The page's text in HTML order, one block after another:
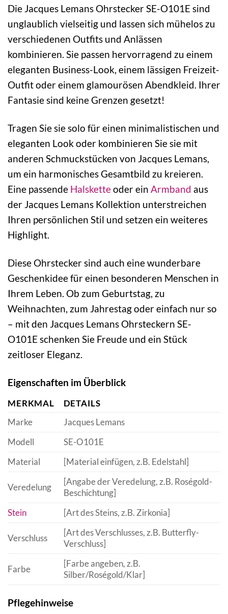
Die Jacques Lemans Ohrstecker SE-O101E sind
unglaublich vielseitig und lassen sich mühelos zu
verschiedenen Outfits und Anlässen
kombinieren. Sie passen hervorragend zu einem
eleganten Business-Look, einem lässigen Freizeit-
Outfit oder einem glamourösen Abendkleid. Ihrer
Fantasie sind keine Grenzen gesetzt!
Tragen Sie sie solo für einen minimalistischen und
eleganten Look oder kombinieren Sie sie mit
anderen Schmuckstücken von Jacques Lemans,
um ein harmonisches Gesamtbild zu kreieren.
Eine passende Halsketteoder ein Armband aus
der Jacques Lemans Kollektion unterstreichen
Ihren persönlichen Stil und setzen ein weiteres
Highlight.
Diese Ohrstecker sind auch eine wunderbare
Geschenkidee für einen besonderen Menschen in
Ihrem Leben. Ob zum Geburtstag, zu
Weihnachten, zum Jahrestag oder einfach nur so
– mit den Jacques Lemans Ohrsteckern SE-
O101E schenken Sie Freude und ein Stück
zeitloser Eleganz.
Eigenschaften im Überblick
MERKMAL
DETAILS
Marke
Jacques Lemans
Modell
SE-O101E
Material
[Material einfügen, z.B. Edelstahl]
Veredelung
[Angabe der Veredelung, z.B. Roségold-
Beschichtung]
Stein
[Art des Steins, z.B. Zirkonia]
Verschluss
[Art des Verschlusses, z.B. Butterfly-
Verschluss]
Farbe
[Farbe angeben, z.B.
Silber/Roségold/Klar]
Pflegehinweise